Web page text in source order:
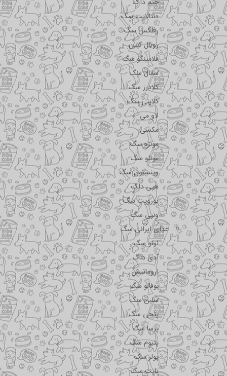
جیم داگ
دنتالایت سگ
رفلکس سگ
رویال کنین
فلامینگو سگ
سانال سگ
کلادرز سگ
کلاینی سگ
لاو می
مکسی
مونژه سگ
مونلو سگ
وینستون سگ
هپی داگ
یوروپت سگ
ونپی سگ
غذای ایرانی سگ
اونو سگ
آدی داگ
اروماتیش
بوفالو سگ
سلبن سگ
پتچی سگ
پرسا سگ
پتیوم سگ
پولر سگ
تاپت سگ